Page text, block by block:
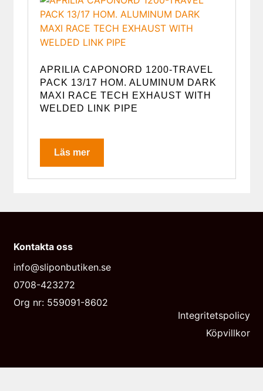
APRILIA CAPONORD 1200-TRAVEL
PACK 13/17 HOM. ALUMINUM DARK
MAXI RACE TECH EXHAUST WITH
WELDED LINK PIPE
Läs mer
Kontakta oss
info@sliponbutiken.se
0708-423272
Org nr: 559091-8602
Integritetspolicy
Köpvillkor